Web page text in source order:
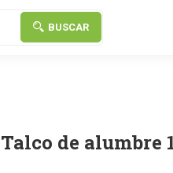
BUSCAR
Talco de alumbre